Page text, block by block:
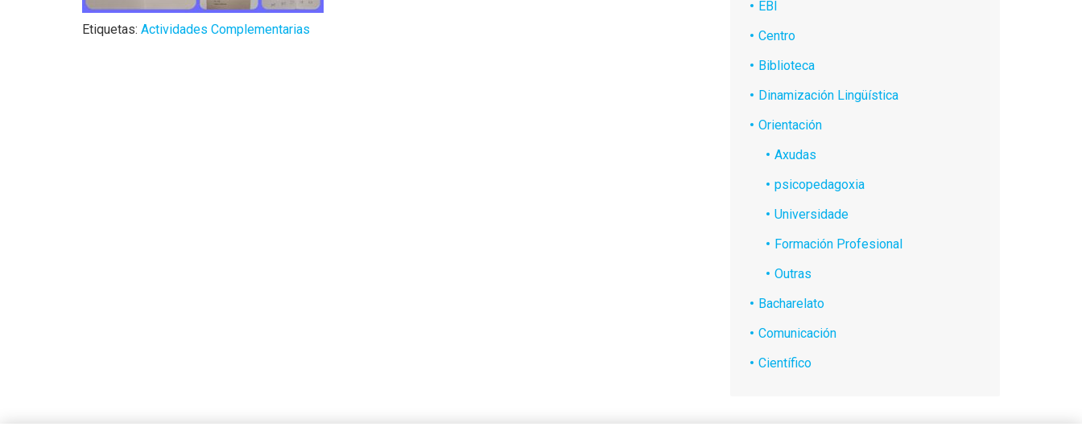
Etiquetas: Actividades Complementarias
EBI
Centro
Biblioteca
Dinamización Lingüística
Orientación
Axudas
psicopedagoxia
Universidade
Formación Profesional
Outras
Bacharelato
Comunicación
Científico